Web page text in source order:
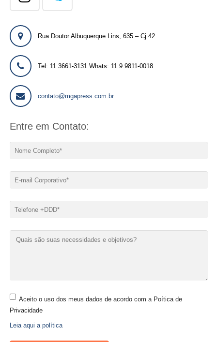
Rua Doutor Albuquerque Lins, 635 – Cj 42
Tel: 11 3661-3131 Whats: 11 9.9811-0018
contato@mgapress.com.br
Entre em Contato:
Aceito o uso dos meus dados de acordo com a Poítica de
Privacidade
Leia aqui a política